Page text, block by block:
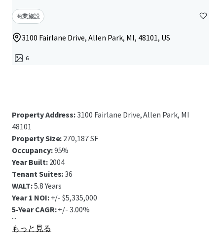
商業施設
3100 Fairlane Drive, Allen Park, MI, 48101, US
6
Property Address:3100 Fairlane Drive, Allen Park, MI
48101
Property Size: 270,187 SF
Occupancy:95%
Year Built:2004
Tenant Suites:36
WALT:5.8 Years
Year 1 NOI: +/- $5,335,000
5-Year CAGR:+/- 3.00%
...
もっと見る